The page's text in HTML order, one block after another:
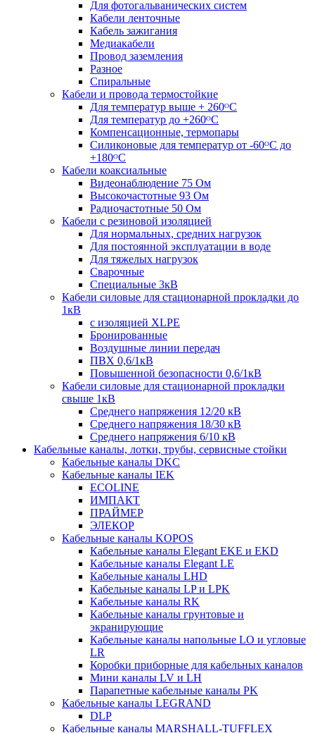
Для фотогальванических систем
Кабели ленточные
Кабель зажигания
Медиакабели
Провод заземления
Разное
Спиральные
Кабели и провода термостойкие
Для температур выше + 260ᴼС
Для температур до +260ᴼС
Компенсационные, термопары
Силиконовые для температур от -60ᴼC до
+180ᴼС
Кабели коаксиальные
Видеонаблюдение 75 Ом
Высокочастотные 93 Ом
Радиочастотные 50 Ом
Кабели с резиновой изоляцией
Для нормальных, средних нагрузок
Для постоянной эксплуатации в воде
Для тяжелых нагрузок
Сварочные
Специальные 3кВ
Кабели силовые для стационарной прокладки до
1кВ
c изоляцией XLPE
Бронированные
Воздушные линии передач
ПВХ 0,6/1кВ
Повышенной безопасности 0,6/1кВ
Кабели силовые для стационарной прокладки
свыше 1кВ
Среднего напряжения 12/20 кВ
Среднего напряжения 18/30 кВ
Среднего напряжения 6/10 кВ
Кабельные каналы, лотки, трубы, сервисные стойки
Кабельные каналы DKC
Кабельные каналы IEK
ECOLINE
ИМПАКТ
ПРАЙМЕР
ЭЛЕКОР
Кабельные каналы KOPOS
Кабельные каналы Elegant EKE и EKD
Кабельные каналы Elegant LE
Кабельные каналы LHD
Кабельные каналы LP и LPK
Кабельные каналы RK
Кабельные каналы грунтовые и
экранирующие
Кабельные каналы напольные LO и угловые
LR
Коробки приборные для кабельных каналов
Мини каналы LV и LH
Парапетные кабельные каналы PK
Кабельные каналы LEGRAND
DLP
Кабельные каналы MARSHALL-TUFFLEX